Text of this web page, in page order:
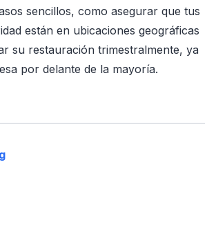
sencillos, como asegurar que tus
están en ubicaciones geográficas
su restauración trimestralmente, ya
por delante de la mayoría.